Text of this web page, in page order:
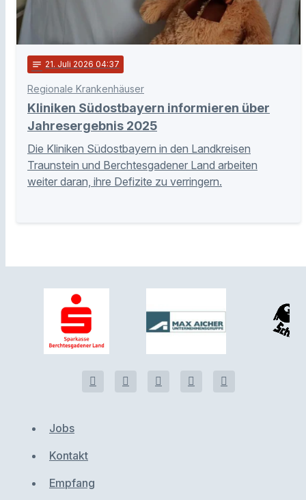
notes 21. Juli 2026 04:37
Regionale Krankenhäuser
Kliniken Südostbayern informieren über
Jahresergebnis 2025
Die Kliniken Südostbayern in den Landkreisen
Traunstein und Berchtesgadener Land arbeiten
weiter daran, ihre Defizite zu verringern.
Jobs
Kontakt
Empfang